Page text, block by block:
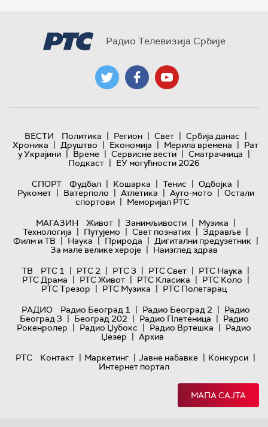
Радио Телевизија Србије
ВЕСТИ Политика | Регион | Свет | Србија данас |
Хроника | Друштво | Економија | Мерила времена | Рат
у Украјини | Време | Сервисне вести | Сматрачница |
Подкаст | ЕУ могућности 2026
СПОРТ
Фудбал | Кошарка | Тенис | Одбојка |
Рукомет | Ватерполо | Атлетика | Ауто-мото | Остали
спортови | Меморијал РТС
МАГАЗИН
Живот | Занимљивости | Музика |
Технологијa | Путујемо | Свет познатих | Здравље |
Филм и ТВ | Наука | Природа | Дигитални предузетник |
За мале велике хероје | Наизглед здрав
ТВ
РТС 1 | РТС 2 | РТС 3 | РТС Свет | РТС Наука |
РТС Драма | РТС Живот | РТС Класика | РТС Коло |
РТС Трезор | РТС Музика | РТС Полетарац
РАДИО
Радио Београд 1 | Радио Београд 2 | Радио
Београд 3 | Београд 202 | Радио Плетеница | Радио
Рокенролер | Радио Џубокс | Радио Вртешка | Радио
Џезер | Архив
РТС
Контакт | Маркетинг | Јавне набавке | Конкурси |
Интернет портал
МАПА САЈТА